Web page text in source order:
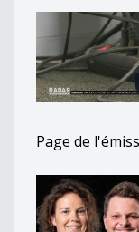
Groupe E
Page de